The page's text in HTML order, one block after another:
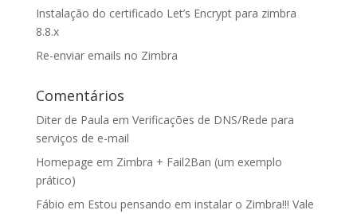
Instalação do certificado Let’s Encrypt para zimbra
8.8.x
Re-enviar emails no Zimbra
Comentários
Diter de Paula em Verificações de DNS/Rede para
serviços de e-mail
Homepage em Zimbra + Fail2Ban (um exemplo
prático)
Fábio em Estou pensando em instalar o Zimbra!!! Vale